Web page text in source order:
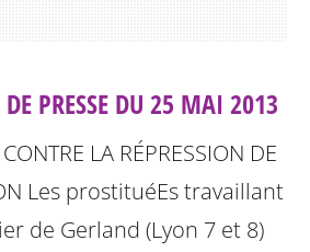
PRESSE DU 25 MAI 2013
LA RÉPRESSION DE
Les prostituéEs travaillant
de Gerland (Lyon 7 et 8)